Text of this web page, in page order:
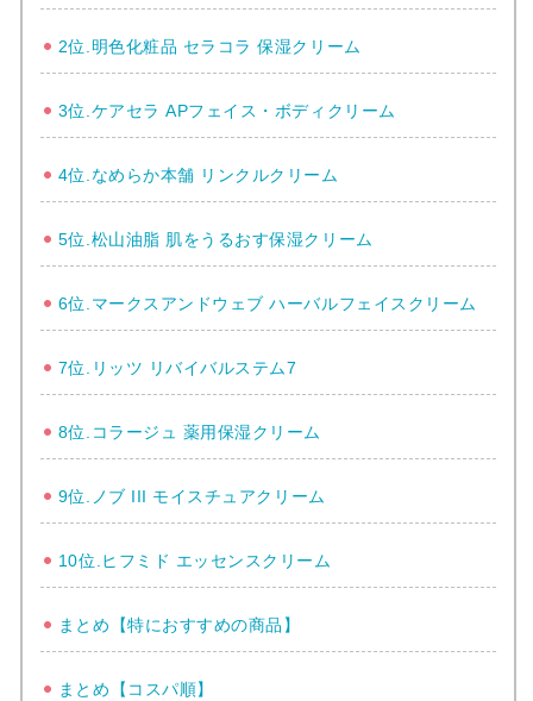
2位.明色化粧品 セラコラ 保湿クリーム
3位.ケアセラ APフェイス・ボディクリーム
4位.なめらか本舗 リンクルクリーム
5位.松山油脂 肌をうるおす保湿クリーム
6位.マークスアンドウェブ ハーバルフェイスクリーム
7位.リッツ リバイバルステム7
8位.コラージュ 薬用保湿クリーム
9位.ノブ III モイスチュアクリーム
10位.ヒフミド エッセンスクリーム
まとめ【特におすすめの商品】
まとめ【コスパ順】